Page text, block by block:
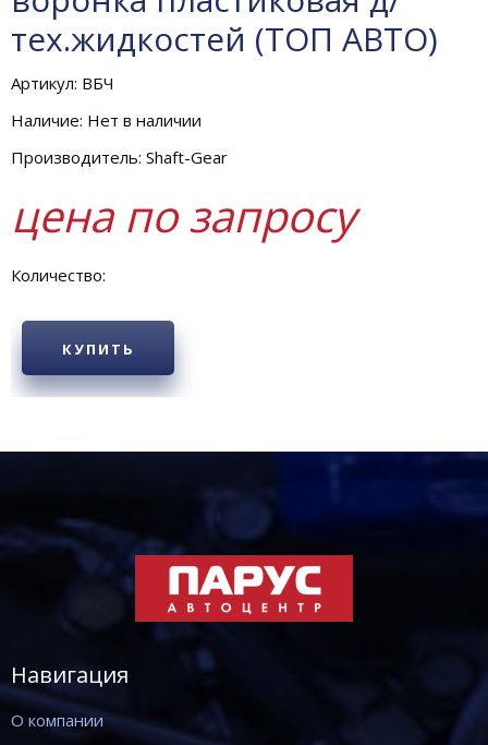
тех.жидкостей (ТОП АВТО)
Артикул: ВБЧ
Наличие: Нет в наличии
Производитель: Shaft-Gear
цена по запросу
Количество:
КУПИТЬ
Навигация
О компании